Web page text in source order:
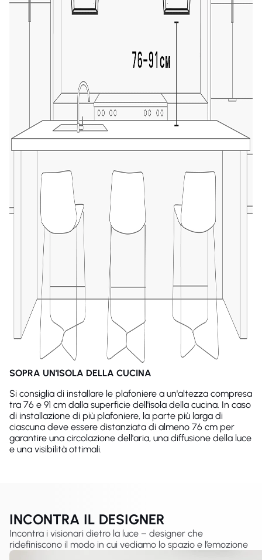
SOPRA UN'ISOLA DELLA CUCINA
Si consiglia di installare le plafoniere a un'altezza compresa
tra 76 e 91 cm dalla superficie dell'isola della cucina. In caso
di installazione di più plafoniere, la parte più larga di
ciascuna deve essere distanziata di almeno 76 cm per
garantire una circolazione dell'aria, una diffusione della luce
e una visibilità ottimali.
INCONTRA IL DESIGNER
Incontra i visionari dietro la luce – designer che
ridefiniscono il modo in cui vediamo lo spazio e l’emozione